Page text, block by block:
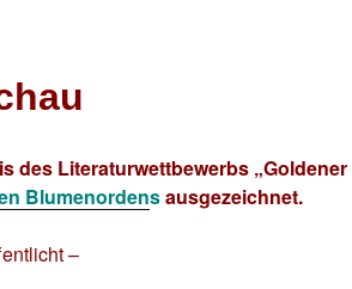
des Literaturwettbewerbs „Goldener
Blumenordensausgezeichnet.
–